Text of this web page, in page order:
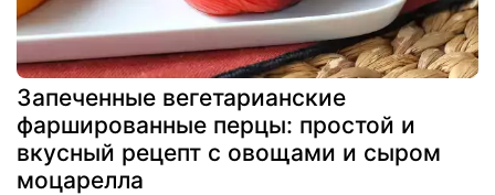
Запеченные вегетарианские
фаршированные перцы: простой и
вкусный рецепт с овощами и сыром
моцарелла